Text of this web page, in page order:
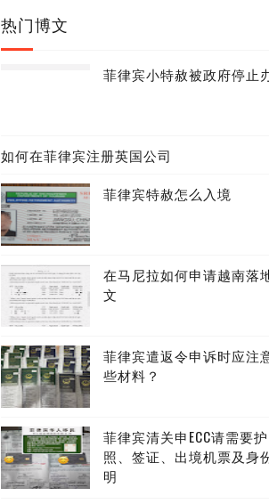
热门博文
菲律宾小特赦被政府停止
如何在菲律宾注册英国公司
菲律宾特赦怎么入境
在马尼拉如何申请越南落
文
菲律宾遣返令申诉时应注
些材料？
菲律宾清关申ECC请需要护
照、签证、出境机票及身
明